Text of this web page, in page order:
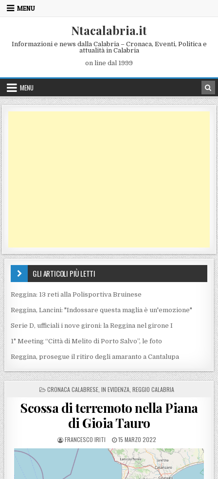
Skip to content
MENU
Ntacalabria.it
Informazioni e news dalla Calabria – Cronaca, Eventi, Politica e
attualità in Calabria
on line dal 1999
MENU
GLI ARTICOLI PIÙ LETTI
Reggina: 13 reti alla Polisportiva Bruinese
Reggina, Lancini: "Indossare questa maglia è un'emozione"
Serie D, ufficiali i nove gironi: la Reggina nel girone I
1° Meeting “Città di Melito di Porto Salvo”, le foto
Reggina, prosegue il ritiro degli amaranto a Cantalupa
POSTED IN
CRONACA CALABRESE, IN EVIDENZA, REGGIO CALABRIA
Scossa di terremoto nella Piana
di Gioia Tauro
POSTED BY
FRANCESCO IRITI POSTED ON
15 MARZO 2022